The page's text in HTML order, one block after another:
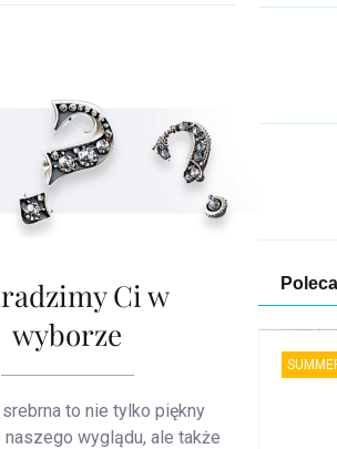
Ci w
wyborze
to nie tylko piękny
wyglądu, ale także